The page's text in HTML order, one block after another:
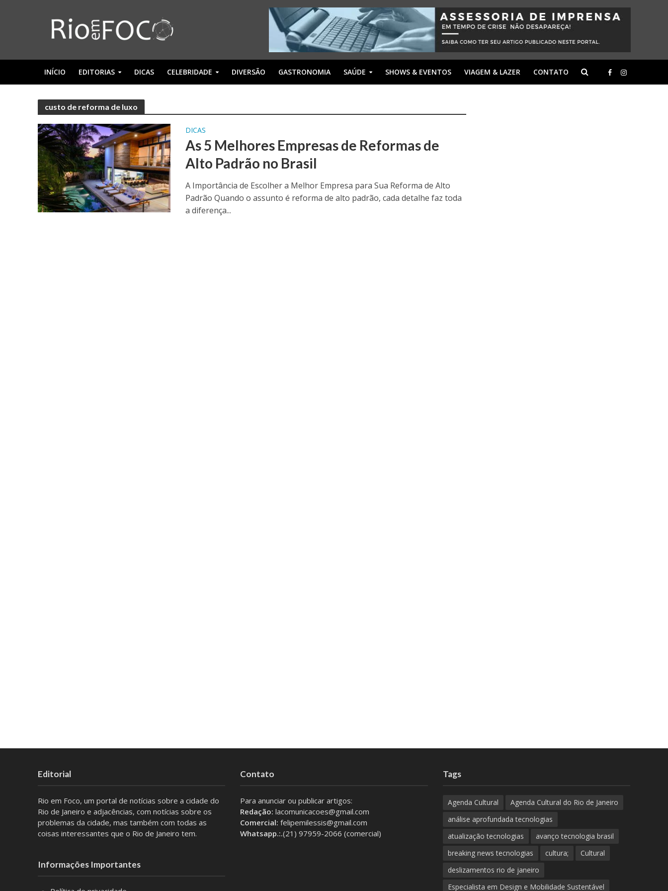
INÍCIO EDITORIAS DICAS CELEBRIDADE DIVERSÃO GASTRONOMIA SAÚDE SHOWS & EVENTOS VIAGEM & LAZER CONTATO
custo de reforma de luxo
DICAS
As 5 Melhores Empresas de Reformas de
Alto Padrão no Brasil
A Importância de Escolher a Melhor Empresa para Sua Reforma de Alto
Padrão Quando o assunto é reforma de alto padrão, cada detalhe faz toda
a diferença...
Editorial
Rio em Foco, um portal de notícias sobre a cidade do
Rio de Janeiro e adjacências, com notícias sobre os
problemas da cidade, mas também com todas as
coisas interessantes que o Rio de Janeiro tem.
Informações Importantes
Contato
Para anunciar ou publicar artigos:
Redação: lacomunicacoes@gmail.com
Comercial: felipemilessis@gmail.com
Whatsapp.:.(21) 97959-2066 (comercial)
Tags
Agenda Cultural
Agenda Cultural do Rio de Janeiro
análise aprofundada tecnologias
atualização tecnologias
avanço tecnologia brasil
breaking news tecnologias
cultura;
Cultural
deslizamentos rio de janeiro
Especialista em Design e Mobilidade Sustentável